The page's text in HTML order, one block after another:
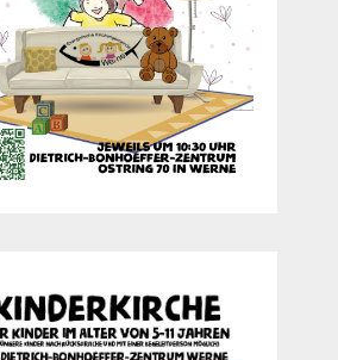
Out­look Live